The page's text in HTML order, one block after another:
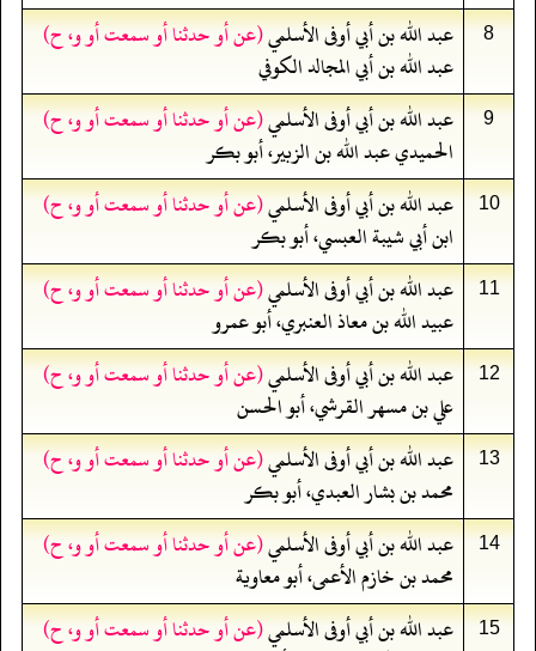
8 عبد الله بن أبي أوفى الأسلمي(عن أو حدثنا أو سمعت أو و، ح)
عبد الله بن أبي المجالد الكوفي
9 عبد الله بن أبي أوفى الأسلمي(عن أو حدثنا أو سمعت أو و، ح)
الحميدي عبد الله بن الزبير، أبو بكر
10 عبد الله بن أبي أوفى الأسلمي(عن أو حدثنا أو سمعت أو و، ح)
ابن أبي شيبة العبسي، أبو بكر
11 عبد الله بن أبي أوفى الأسلمي(عن أو حدثنا أو سمعت أو و، ح)
عبيد الله بن معاذ العنبري، أبو عمرو
12 عبد الله بن أبي أوفى الأسلمي(عن أو حدثنا أو سمعت أو و، ح)
علي بن مسهر القرشي، أبو الحسن
13 عبد الله بن أبي أوفى الأسلمي(عن أو حدثنا أو سمعت أو و، ح)
محمد بن بشار العبدي، أبو بكر
14 عبد الله بن أبي أوفى الأسلمي(عن أو حدثنا أو سمعت أو و، ح)
محمد بن خازم الأعمى، أبو معاوية
15 عبد الله بن أبي أوفى الأسلمي(عن أو حدثنا أو سمعت أو و، ح)